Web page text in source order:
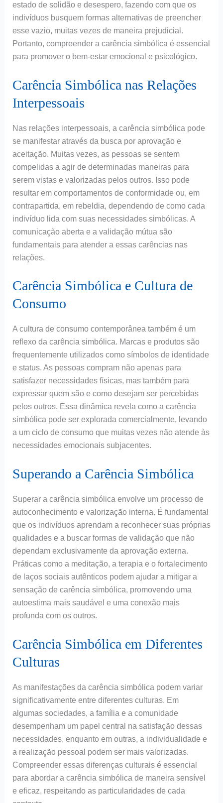
estado de solidão e desespero, fazendo com que os
indivíduos busquem formas alternativas de preencher
esse vazio, muitas vezes de maneira prejudicial.
Portanto, compreender a carência simbólica é essencial
para promover o bem-estar emocional e psicológico.
Carência Simbólica nas Relações
Interpessoais
Nas relações interpessoais, a carência simbólica pode
se manifestar através da busca por aprovação e
aceitação. Muitas vezes, as pessoas se sentem
compelidas a agir de determinadas maneiras para
serem vistas e valorizadas pelos outros. Isso pode
resultar em comportamentos de conformidade ou, em
contrapartida, em rebeldia, dependendo de como cada
indivíduo lida com suas necessidades simbólicas. A
comunicação aberta e a validação mútua são
fundamentais para atender a essas carências nas
relações.
Carência Simbólica e Cultura de
Consumo
A cultura de consumo contemporânea também é um
reflexo da carência simbólica. Marcas e produtos são
frequentemente utilizados como símbolos de identidade
e status. As pessoas compram não apenas para
satisfazer necessidades físicas, mas também para
expressar quem são e como desejam ser percebidas
pelos outros. Essa dinâmica revela como a carência
simbólica pode ser explorada comercialmente, levando
a um ciclo de consumo que muitas vezes não atende às
necessidades emocionais subjacentes.
Superando a Carência Simbólica
Superar a carência simbólica envolve um processo de
autoconhecimento e valorização interna. É fundamental
que os indivíduos aprendam a reconhecer suas próprias
qualidades e a buscar formas de validação que não
dependam exclusivamente da aprovação externa.
Práticas como a meditação, a terapia e o fortalecimento
de laços sociais autênticos podem ajudar a mitigar a
sensação de carência simbólica, promovendo uma
autoestima mais saudável e uma conexão mais
profunda com os outros.
Carência Simbólica em Diferentes
Culturas
As manifestações da carência simbólica podem variar
significativamente entre diferentes culturas. Em
algumas sociedades, a família e a comunidade
desempenham um papel central na satisfação dessas
necessidades, enquanto em outras, a individualidade e
a realização pessoal podem ser mais valorizadas.
Compreender essas diferenças culturais é essencial
para abordar a carência simbólica de maneira sensível
e eficaz, respeitando as particularidades de cada